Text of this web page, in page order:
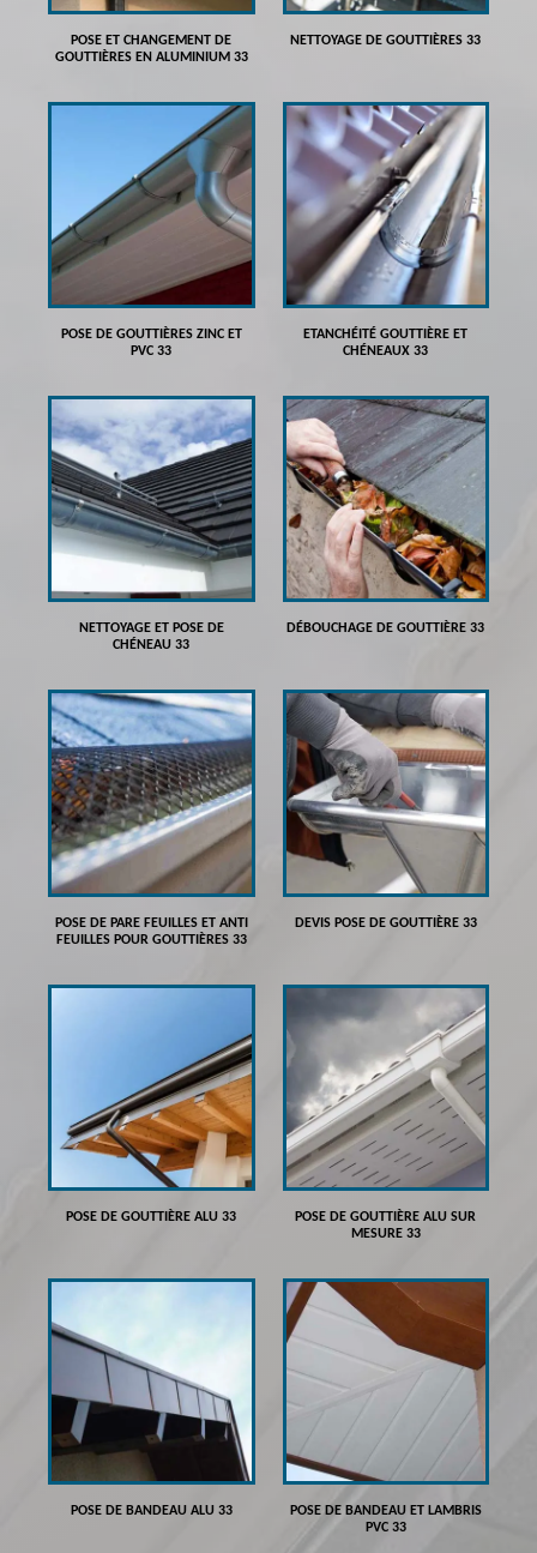
POSE ET CHANGEMENT DE
GOUTTIÈRES EN ALUMINIUM 33
NETTOYAGE DE GOUTTIÈRES 33
POSE DE GOUTTIÈRES ZINC ET
PVC 33
ETANCHÉITÉ GOUTTIÈRE ET
CHÉNEAUX 33
NETTOYAGE ET POSE DE
CHÉNEAU 33
DÉBOUCHAGE DE GOUTTIÈRE 33
POSE DE PARE FEUILLES ET ANTI
FEUILLES POUR GOUTTIÈRES 33
DEVIS POSE DE GOUTTIÈRE 33
POSE DE GOUTTIÈRE ALU 33
POSE DE GOUTTIÈRE ALU SUR
MESURE 33
POSE DE BANDEAU ALU 33
POSE DE BANDEAU ET LAMBRIS
PVC 33